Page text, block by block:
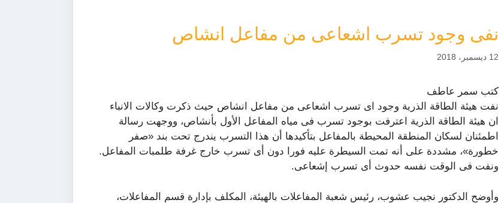
نفى وجود تسرب اشعاعى من مفاعل انشاص
12 ديسمبر، 2018
كتب سمر عاطف
نفت هيئة الطاقة الذرية وجود اى تسرب اشعاعى من مفاعل انشاص حيث ذكرت وكالات الانباء
ان هيئة الطاقة الذرية اعترفت بوجود تسرب فى مياه المفاعل الأول بأنشاص، ووجهت رسالة
اطمئنان لسكان المنطقة المحيطة بالمفاعل بتأكيدها أن هذا التسرب يندرج تحت بند «صفر
خطورة»، مشددة على أنه تمت السيطرة عليه فورا دون أى تسرب خارج غرفة طلمبات المفاعل.
ونفت فى الوقت نفسه حدوث أى تسرب إشعاعى.
وأوضح الدكتور نجيب عشوب، رئيس شعبة المفاعلات بالهيئة، المكلف بإدارة قسم المفاعلات،